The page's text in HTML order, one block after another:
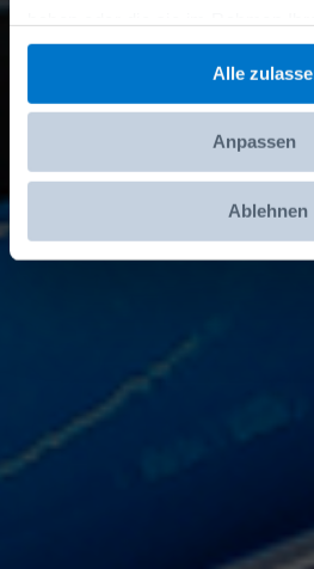
gesammelt haben.
Alle
Anpassen
Ablehnen
Jetzt